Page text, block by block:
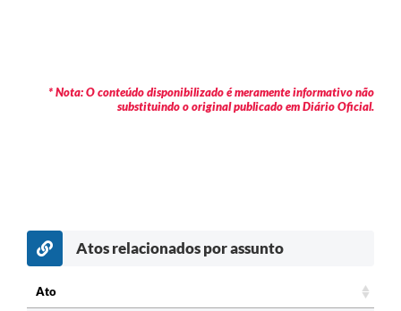
* Nota: O conteúdo disponibilizado é meramente informativo não
substituindo o original publicado em Diário Oficial.
Atos relacionados por assunto
Ato